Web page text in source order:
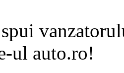
ul auto.ro!